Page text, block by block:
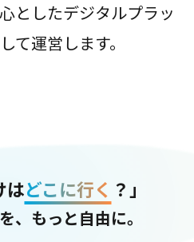
としたデジタルプラッ
て運営します。
はどこに行く ？」
、もっと自由に。